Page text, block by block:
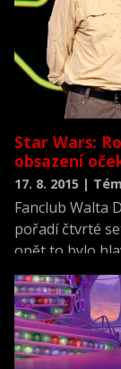
Star Wars:
obsazení
17. 8. 2015 |
Fanclub Walta
pořadí čtvrté
opět to bylo
premiérách. V
skrývá celá
milovníci
zde oznámeno
světa